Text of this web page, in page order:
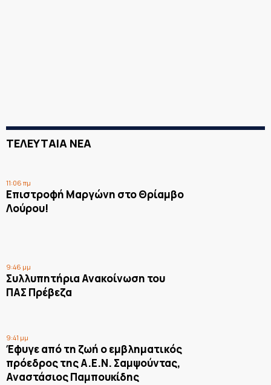
ΤΕΛΕΥΤΑΙΑ ΝΕΑ
11:06 πμ
Επιστροφή Μαργώνη στο Θρίαμβο
Λούρου!
9:46 μμ
Συλλυπητήρια Ανακοίνωση του
ΠΑΣ Πρέβεζα
9:41 μμ
Έφυγε από τη ζωή ο εμβληματικός
πρόεδρος της Α.Ε.Ν. Σαμψούντας,
Αναστάσιος Παμπουκίδης